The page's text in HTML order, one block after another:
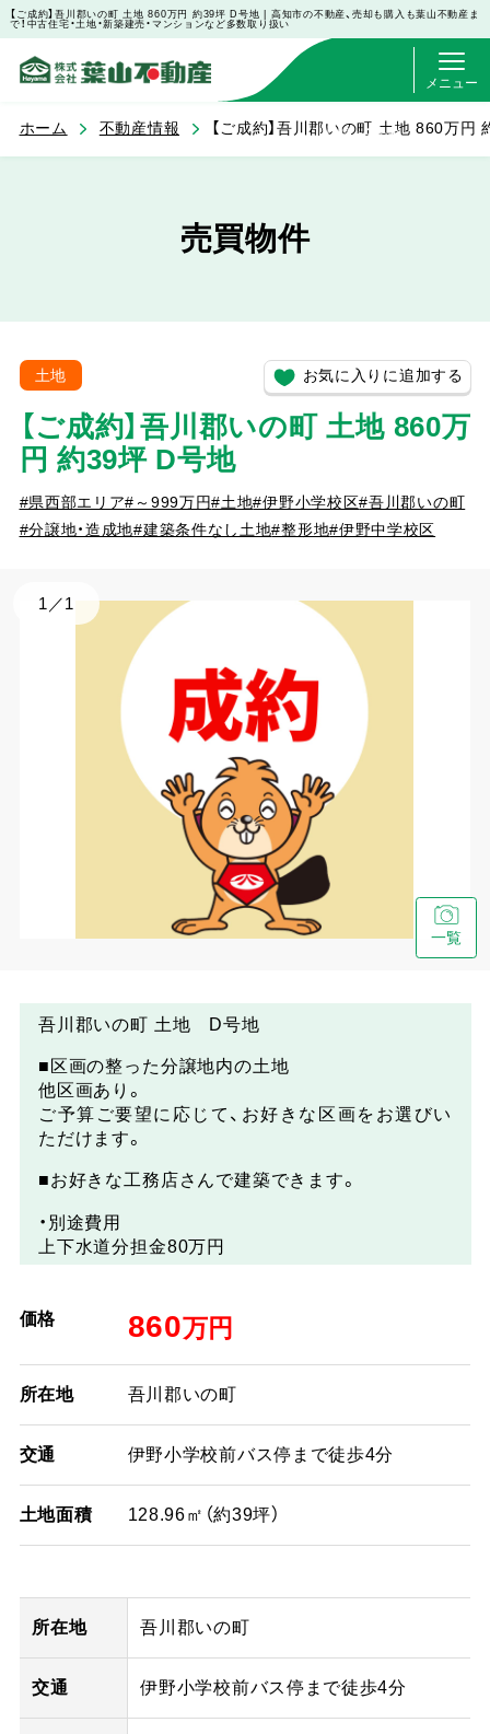
【ご成約】吾川郡いの町 土地 860万円 約39坪 D号地 | 高知市の不動産、売却も購入も葉山不動産ま
で！中古住宅・土地・新築建売・マンションなど多数取り扱い
お問い合わせ
メニュー
ホーム 不動産情報 【ご成約】吾川郡いの町 土地 860万円
売買物件
土地
【ご成約】吾川郡いの町 土地 860万
円 約39坪 D号地
#県西部エリア#～999万円#土地#伊野小学校区#吾川郡いの町
#分譲地・造成地#建築条件なし土地#整形地#伊野中学校区
お気に入りに追加する
1 ／1
一覧
吾川郡いの町 土地 D号地
■区画の整った分譲地内の土地
他区画あり。
ご予算ご要望に応じて、お好きな区画をお選びい
ただけます。
■お好きな工務店さんで建築できます。
・別途費用
上下水道分担金80万円
価格 860万円
所在地 吾川郡いの町
交通 伊野小学校前バス停まで徒歩4分
土地面積 128.96㎡（約39坪）
所在地 吾川郡いの町
交通 伊野小学校前バス停まで徒歩4分